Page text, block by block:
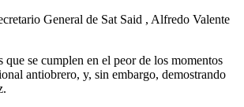
General de Sat Said , Alfredo Valente
que se cumplen en el peor de los momentos
antiobrero, y, sin embargo, demostrando